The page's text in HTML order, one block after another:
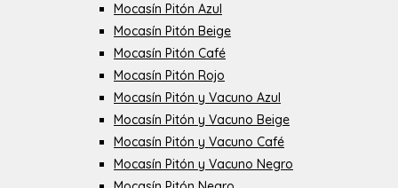
Mocasín Pitón Azul
Mocasín Pitón Beige
Mocasín Pitón Café
Mocasín Pitón Rojo
Mocasín Pitón y Vacuno Azul
Mocasín Pitón y Vacuno Beige
Mocasín Pitón y Vacuno Café
Mocasín Pitón y Vacuno Negro